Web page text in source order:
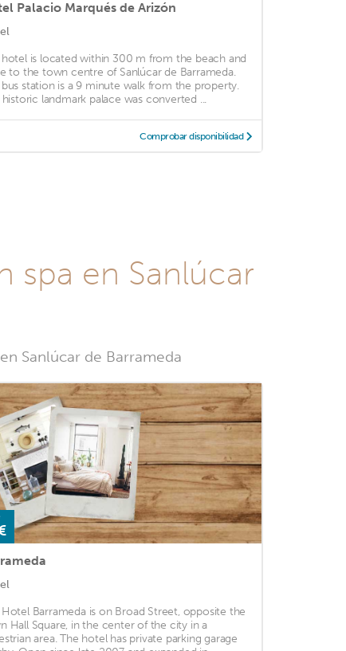
Palacio Marqués de Arizón
hotel is located within 300 m from the beach and
to the town centre of Sanlúcar de Barrameda.
station is a 9 minute walk from the property.
historic landmark palace was converted ...
Comprobar disponibilidad
spa en Sanlúcar
Sanlúcar de Barrameda
Barrameda is on Broad Street, opposite the
Hall Square, in the center of the city in a
area. The hotel has private parking garage